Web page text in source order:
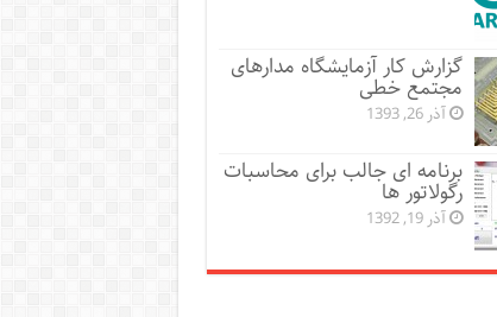
گزارش کار آزمایشگاه مدارهای
مجتمع خطی
آذر 26, 1393
برنامه ای جالب برای محاسبات
رگولاتور ها
آذر 19, 1392